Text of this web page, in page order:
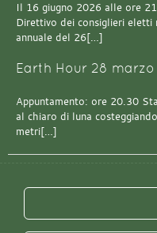
Il 16 giugno 2026 alle ore
Direttivo dei consiglieri eletti
annuale del 26[…]
Earth Hour 28
Appuntamento: ore 20.30
al chiaro di luna
metri[…]